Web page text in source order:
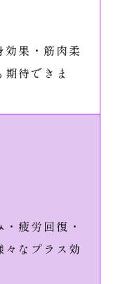
果・筋肉柔
待できま
疲労回復・
なプラス効